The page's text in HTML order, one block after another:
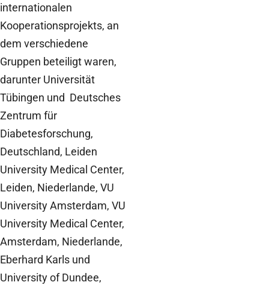
internationalen
Kooperationsprojekts, an
dem verschiedene
Gruppen beteiligt waren,
darunter Universität
Tübingen und Deutsches
Zentrum für
Diabetesforschung,
Deutschland, Leiden
University Medical Center,
Leiden, Niederlande, VU
University Amsterdam, VU
University Medical Center,
Amsterdam, Niederlande,
Eberhard Karls und
University of Dundee,